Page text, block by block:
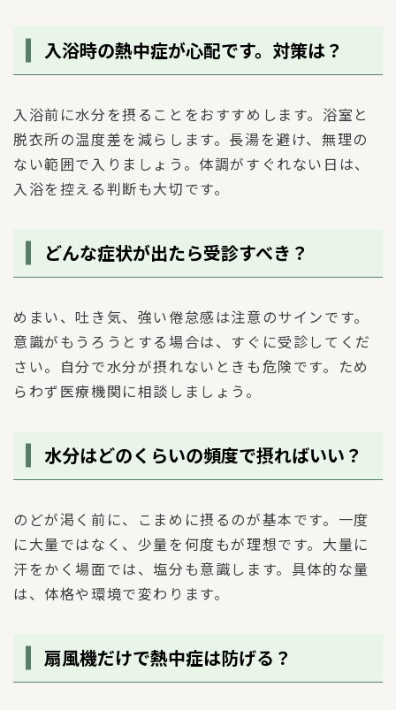
入浴時の熱中症が心配です。対策は？
入浴前に水分を摂ることをおすすめします。浴室と
脱衣所の温度差を減らします。長湯を避け、無理の
ない範囲で入りましょう。体調がすぐれない日は、
入浴を控える判断も大切です。
どんな症状が出たら受診すべき？
めまい、吐き気、強い倦怠感は注意のサインです。
意識がもうろうとする場合は、すぐに受診してくだ
さい。自分で水分が摂れないときも危険です。ため
らわず医療機関に相談しましょう。
水分はどのくらいの頻度で摂ればいい？
のどが渇く前に、こまめに摂るのが基本です。一度
に大量ではなく、少量を何度もが理想です。大量に
汗をかく場面では、塩分も意識します。具体的な量
は、体格や環境で変わります。
扇風機だけで熱中症は防げる？